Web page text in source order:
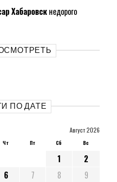
Хабаровск недорого
ПО ДАТЕ
Август 2026
Чт Пт Сб Вс
1
2
6 7 8
9